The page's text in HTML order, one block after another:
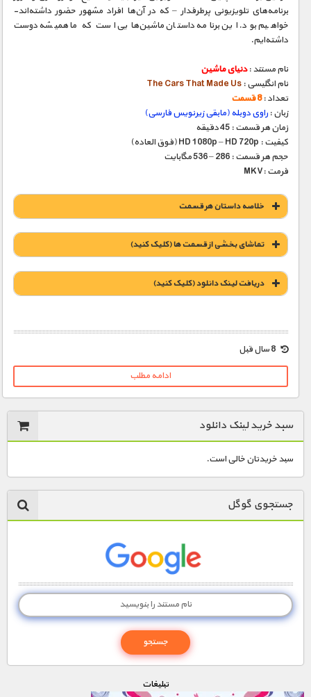
برنامه‌های تلویزیونی پرطرفدار – که در آن‌ها افراد مشهور حضور داشته‌اند-
خواهیم بود. این برنامه داستان ماشین‌هایی است که ما همیشه دوست
داشته‌ایم.
نام مستند :دنیای ماشین
نام انگلیسی : The Cars That Made Us
تعداد :8 قسمت
زبان : راوی دوبله (مابقی زیرنویس فارسی)
زمان هر قسمت : 45 دقیقه
کیفیت : HD 1080p – HD 720p (فوق العاده)
حجم هر قسمت : 286 – 536 مگابایت
فرمت :MKV
خلاصه داستان هر قسمت
تماشای بخشی از قسمت ها (کلیک کنید)
دریافت لينک دانلود (کليک کنيد)
1900 تومان – دانلود قسمت 1 (افزودن به سبد خريد)
1900 تومان – دانلود قسمت 3 (افزودن به سبد خريد)
1900 تومان – دانلود قسمت 5 (افزودن به سبد خريد)
ادامه مطلب
سبد خرید لینک دانلود
سبد خریدتان خالی است.
جستجوی گوگل
تبليغات